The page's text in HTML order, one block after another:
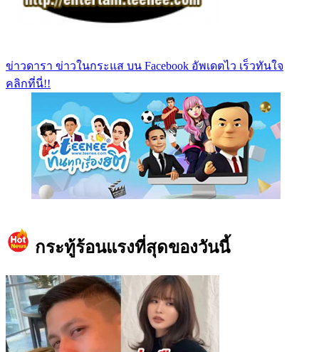
ข่าวดารา ข่าวในกระแส บน Facebook อัพเดตไว เร็วทันใจ
คลิกที่นี่!!
กระทู้ร้อนแรงที่สุดของวันนี้